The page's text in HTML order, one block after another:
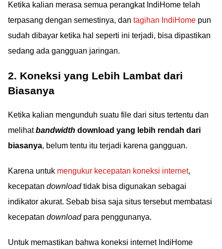
Ketika kalian merasa semua perangkat IndiHome telah
terpasang dengan semestinya, dan tagihan IndiHome pun
sudah dibayar ketika hal seperti ini terjadi, bisa dipastikan
sedang ada gangguan jaringan.
2. Koneksi yang Lebih Lambat dari
Biasanya
Ketika kalian mengunduh suatu file dari situs tertentu dan
melihatbandwidth download yang lebih rendah dari
biasanya, belum tentu itu terjadi karena gangguan.
Karena untuk mengukur kecepatan koneksi internet,
kecepatan downloadtidak bisa digunakan sebagai
indikator akurat. Sebab bisa saja situs tersebut membatasi
kecepatan downloadpara penggunanya.
Untuk memastikan bahwa koneksi internet IndiHome